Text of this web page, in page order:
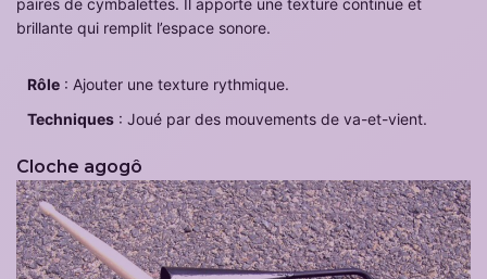
brillante qui remplit l’espace sonore.
Rôle : Ajouter une texture rythmique.
Techniques : Joué par des mouvements de va-et-vient.
Cloche agogô